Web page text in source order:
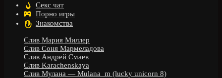
Секс чат
Порно игры
Знакомства
Слив Мария Миллер
Слив Соня Мармеладова
Слив Андрей Смаев
Слив Karachenskaya
Слив Мулана — Mulana_m (lucky unicorn 8)